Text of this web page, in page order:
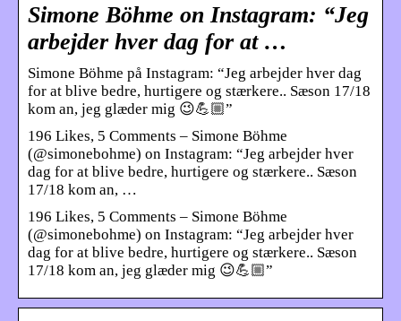
Simone Böhme on Instagram: “Jeg
arbejder hver dag for at …
Simone Böhme på Instagram: “Jeg arbejder hver dag
for at blive bedre, hurtigere og stærkere.. Sæson 17/18
kom an, jeg glæder mig 😉💪🏼”
196 Likes, 5 Comments – Simone Böhme
(@simonebohme) on Instagram: “Jeg arbejder hver
dag for at blive bedre, hurtigere og stærkere.. Sæson
17/18 kom an, …
196 Likes, 5 Comments – Simone Böhme
(@simonebohme) on Instagram: “Jeg arbejder hver
dag for at blive bedre, hurtigere og stærkere.. Sæson
17/18 kom an, jeg glæder mig 😉💪🏼”